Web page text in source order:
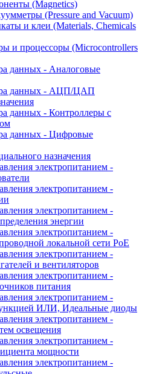
(Magnetics)
(Pressure and Vacuum)
и клеи (Materials, Chemicals
и процессоры (Microcontrollers
данных - Аналоговые
данных - АЦП/ЦАП
данных - Контроллеры с
данных - Цифровые
назначения
электропитанием -
электропитанием -
электропитанием -
энергии
электропитанием -
локальной сети PoE
электропитанием -
и вентиляторов
электропитанием -
питания
электропитанием -
ИЛИ, Идеальные диоды
электропитанием -
освещения
электропитанием -
мощности
электропитанием -